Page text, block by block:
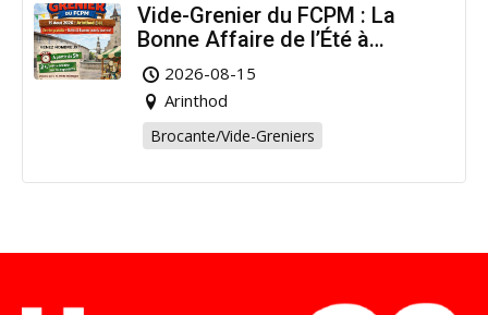
Vide-Grenier du FCPM : La
Bonne Affaire de l’Été à
Arinthod !
2026-08-15
Arinthod
Brocante/Vide-Greniers